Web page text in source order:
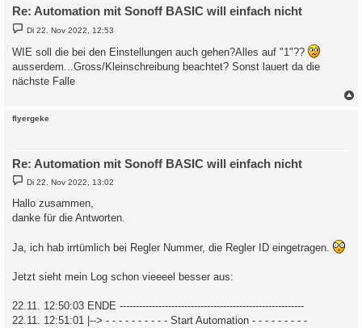
Re: Automation mit Sonoff BASIC will einfach nicht
B
e
t
r
g
Di 22. Nov 2022, 12:53
WIE soll die bei den Einstellungen auch gehen?Alles auf "1"??
ausserdem...Gross/Kleinschreibung beachtet? Sonst lauert da die
nächste Falle
flyergeke
Re: Automation mit Sonoff BASIC will einfach nicht
B
e
i
t
r
Di 22. Nov 2022, 13:02
Hallo zusammen,
danke für die Antworten.
Ja, ich hab irrtümlich bei Regler Nummer, die Regler ID eingetragen.
Jetzt sieht mein Log schon vieeeel besser aus:
22.11. 12:50:03 ENDE ---------------------------------------------------------
22.11. 12:51:01 |--> - - - - - - - - - - Start Automation - - - - - - - - -